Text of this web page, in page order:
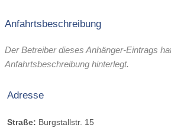
Anfahrtsbeschreibung
Der Betreiber dieses Anhänger-Eintrags
Anfahrtsbeschreibung hinterlegt.
Adresse
Straße: Burgstallstr. 15